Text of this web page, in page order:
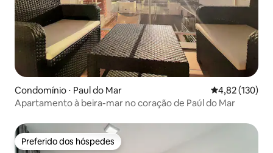
Condomínio ⋅ Paul do Mar 4,82 de uma
4,82 (130)
Apartamento à beira-mar no coração de Paúl do Mar
Preferido dos hóspedes
Preferido dos hóspedes